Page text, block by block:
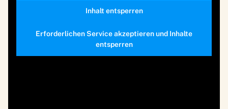
Inhalt entsperren
Erforderlichen Service akzeptieren und Inhalte
entsperren